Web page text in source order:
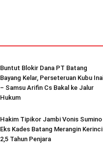
Buntut Blokir Dana PT Batang
Bayang Kelar, Perseteruan Kubu Inal
– Samsu Arifin Cs Bakal ke Jalur
Hukum
Hakim Tipikor Jambi Vonis Sumino
Eks Kades Batang Merangin Kerinci
2,5 Tahun Penjara